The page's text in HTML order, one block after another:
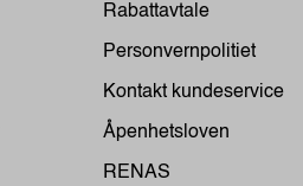
Rabattavtale
Personvernpolitiet
Kontakt kundeservice
Åpenhetsloven
RENAS